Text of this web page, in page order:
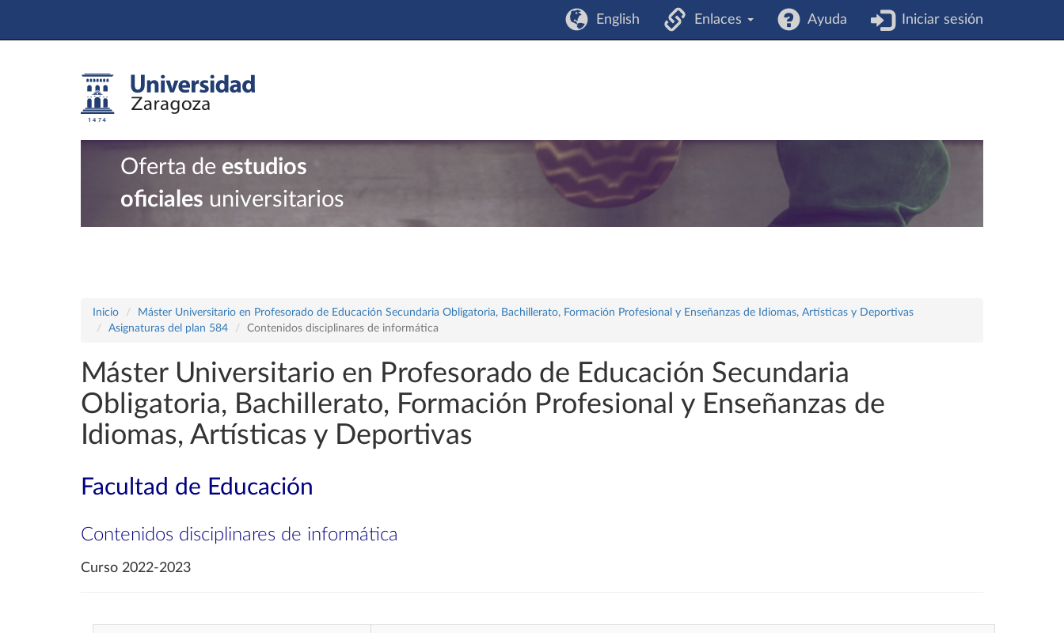
English Enlaces Ayuda Iniciar sesión
Oferta de estudios
oficiales universitarios
Inicio
Máster Universitario en Profesorado de Educación Secundaria Obligatoria, Bachillerato, Formación Profesional y Enseñanzas de Idiomas, Artísticas y Deportivas
Asignaturas del plan 584
Contenidos disciplinares de informática
Máster Universitario en Profesorado de Educación Secundaria
Obligatoria, Bachillerato, Formación Profesional y Enseñanzas de
Idiomas, Artísticas y Deportivas
Facultad de Educación
Contenidos disciplinares de informática
Curso 2022-2023